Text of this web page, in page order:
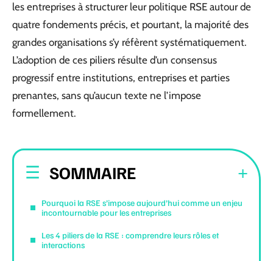
les entreprises à structurer leur politique RSE autour de
quatre fondements précis, et pourtant, la majorité des
grandes organisations s’y réfèrent systématiquement.
L’adoption de ces piliers résulte d’un consensus
progressif entre institutions, entreprises et parties
prenantes, sans qu’aucun texte ne l’impose
formellement.
SOMMAIRE
Pourquoi la RSE s’impose aujourd’hui comme un enjeu
incontournable pour les entreprises
Les 4 piliers de la RSE : comprendre leurs rôles et
interactions